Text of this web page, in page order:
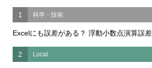
1 科学・技術
Excelにも誤差がある？ 浮動小数点演算誤
2 Local